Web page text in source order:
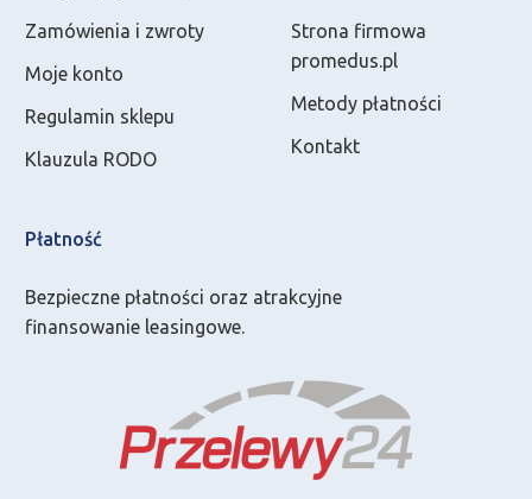
Zamówienia i zwroty
Moje konto
Regulamin sklepu
Klauzula RODO
Strona firmowa
promedus.pl
Metody płatności
Kontakt
Płatność
Bezpieczne płatności oraz atrakcyjne
finansowanie leasingowe.